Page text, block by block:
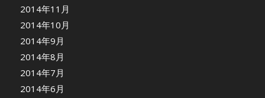
2014年11月
2014年10月
2014年9月
2014年8月
2014年7月
2014年6月